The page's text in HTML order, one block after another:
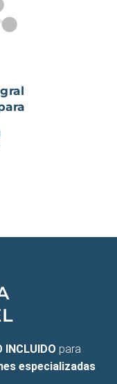
INCLUIDO para
especializadas